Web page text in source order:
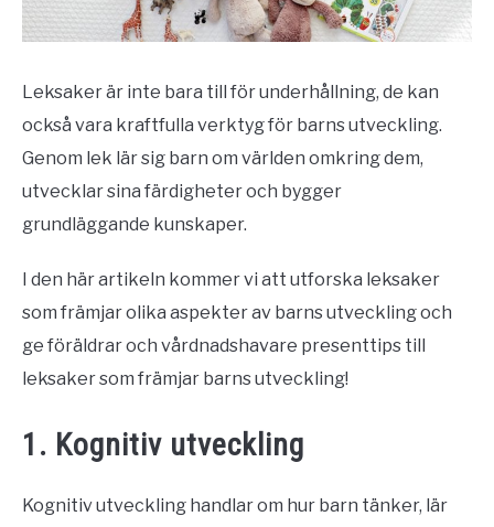
Leksaker är inte bara till för underhållning, de kan
också vara kraftfulla verktyg för barns utveckling.
Genom lek lär sig barn om världen omkring dem,
utvecklar sina färdigheter och bygger
grundläggande kunskaper.
I den här artikeln kommer vi att utforska leksaker
som främjar olika aspekter av barns utveckling och
ge föräldrar och vårdnadshavare presenttips till
leksaker som främjar barns utveckling!
1. Kognitiv utveckling
Kognitiv utveckling handlar om hur barn tänker, lär